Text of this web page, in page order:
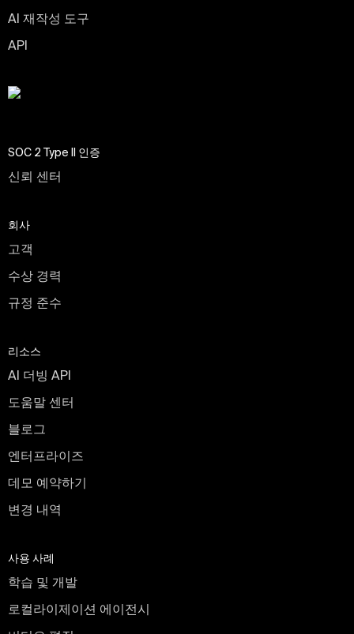
AI 재작성 도구
API
SOC 2 Type II 인증
신뢰 센터
회사
고객
수상 경력
규정 준수
리소스
AI 더빙 API
도움말 센터
블로그
엔터프라이즈
데모 예약하기
변경 내역
사용 사례
학습 및 개발
로컬라이제이션 에이전시